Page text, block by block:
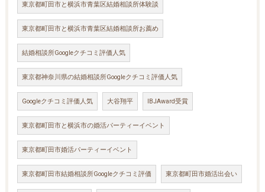
東京都町田市と横浜市青葉区結婚相談所体験談
東京都町田市と横浜市青葉区結婚相談所お薦め
結婚相談所Googleクチコミ評価人気
東京都神奈川県の結婚相談所Googleクチコミ評価人気
Googleクチコミ評価人気 大谷翔平 IBJAward受賞
東京都町田市と横浜市の婚活パーティーイベント
東京都町田市婚活パーティーイベント
東京都町田市結婚相談所Googleクチコミ評価 東京都町田市婚活出会い